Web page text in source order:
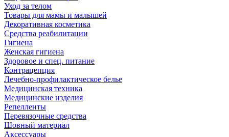
Уход за телом
Товары для мамы и малышей
Декоративная косметика
Средства реабилитации
Гигиена
Женская гигиена
Здоровое и спец. питание
Контрацепция
Лечебно-профилактическое белье
Медицинская техника
Медицинские изделия
Репелленты
Перевязочные средства
Шовный материал
Аксессуары